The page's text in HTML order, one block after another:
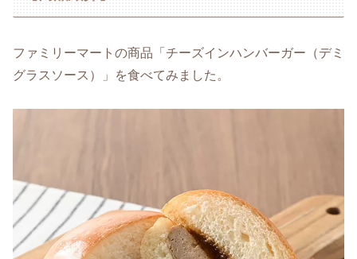
ファミリーマートの商品「チーズインハンバーガー（デミ
グラスソース）」を食べてみました。